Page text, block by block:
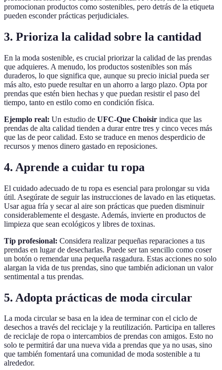
promocionan productos como sostenibles, pero detrás de la etiqueta
pueden esconder prácticas perjudiciales.
3. Prioriza la calidad sobre la cantidad
En la moda sostenible, es crucial priorizar la calidad de las prendas
que adquieres. A menudo, los productos sostenibles son más
duraderos, lo que significa que, aunque su precio inicial pueda ser
más alto, esto puede resultar en un ahorro a largo plazo. Opta por
prendas que estén bien hechas y que puedan resistir el paso del
tiempo, tanto en estilo como en condición física.
Ejemplo real: Un estudio de UFC-Que Choisir indica que las
prendas de alta calidad tienden a durar entre tres y cinco veces más
que las de peor calidad. Esto se traduce en menos desperdicio de
recursos y menos dinero gastado en reposiciones.
4. Aprende a cuidar tu ropa
El cuidado adecuado de tu ropa es esencial para prolongar su vida
útil. Asegúrate de seguir las instrucciones de lavado en las etiquetas.
Usar agua fría y secar al aire son prácticas que pueden disminuir
considerablemente el desgaste. Además, invierte en productos de
limpieza que sean ecológicos y libres de toxinas.
Tip profesional: Considera realizar pequeñas reparaciones a tus
prendas en lugar de desecharlas. Puede ser tan sencillo como coser
un botón o remendar una pequeña rasgadura. Estas acciones no solo
alargan la vida de tus prendas, sino que también adicionan un valor
sentimental a tus prendas.
5. Adopta prácticas de moda circular
La moda circular se basa en la idea de terminar con el ciclo de
desechos a través del reciclaje y la reutilización. Participa en talleres
de reciclaje de ropa o intercambios de prendas con amigos. Esto no
solo te permitirá dar una nueva vida a prendas que ya no usas, sino
que también fomentará una comunidad de moda sostenible a tu
alrededor.